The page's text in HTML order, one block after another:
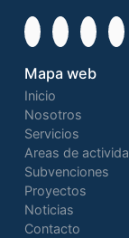
Mapa web
Inicio
Nosotros
Servicios
Areas de
Subvenciones
Proyectos
Noticias
Contacto